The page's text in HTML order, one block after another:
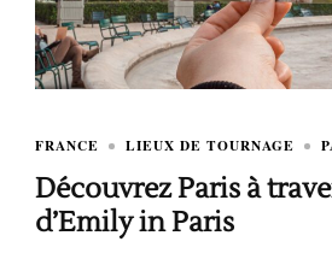
FRANCE LIEUX DE TOURNAGE
Découvrez Paris à
d’Emily in Paris